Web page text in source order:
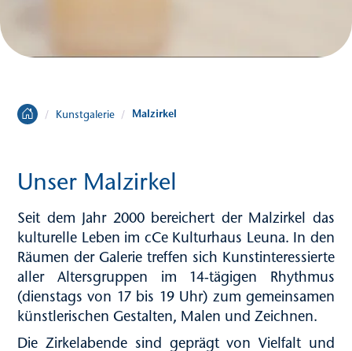
/ Kunstgalerie / Malzirkel
Unser Malzirkel
Seit dem Jahr 2000 bereichert der Malzirkel das
kulturelle Leben im cCe Kulturhaus Leuna. In den
Räumen der Galerie treffen sich Kunstinteressierte
aller Altersgruppen im 14-tägigen Rhythmus
(dienstags von 17 bis 19 Uhr) zum gemeinsamen
künstlerischen Gestalten, Malen und Zeichnen.
Die Zirkelabende sind geprägt von Vielfalt und